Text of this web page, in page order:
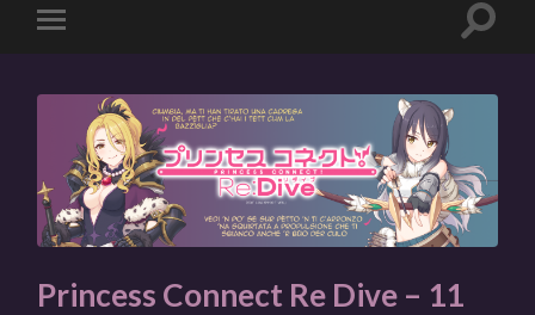
Toggle
Toggle
Princess Connect Re Dive – 11